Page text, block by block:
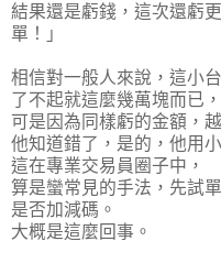
結果還是虧錢， 這次還虧
單！」
相信對一般人來說，這小
了不起就這麼幾萬塊而已，
可是因為同樣虧的金額，
他知道錯了，是的，他用
這在專業交易員圈子中，
算是蠻常見的手法， 先試
是否加減碼。
大概是這麼回事。